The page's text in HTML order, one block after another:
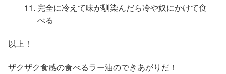
完全に冷えて味が馴染んだら冷や奴にかけて食
べる
以上！
ザクザク食感の食べるラー油のできあがりだ！